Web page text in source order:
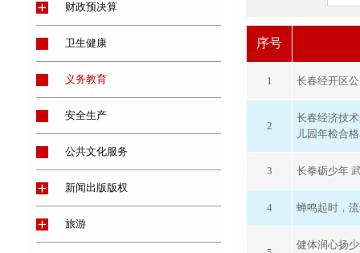
序号
1 长春经开区
2
长春经济技
儿园年检合
3 长拳砺少年
4 蝉鸣起时，
健体润心扬
财政预决算
卫生健康
义务教育
安全生产
公共文化服务
新闻出版版权
旅游